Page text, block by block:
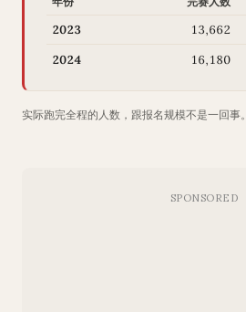
2023 13,662
2024
16,180
实际跑完全程的人数，跟报名规模不是一回事。